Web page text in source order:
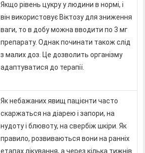
Якщо рівень цукру у людини в нормі, і
він використовує Віктозу для зниження
ваги, то в добу можна вводити по 3 мг
препарату. Однак починати також слід
з малих доз. Це дозволить організму
адаптуватися до терапії.
Як небажаних явищ пацієнти часто
скаржаться на діарею і запори, на
нудоту і блювоту, на свербіж шкіри. Як
правило, розвиваються вони на ранніх
етапах лікування, а через кілька тижнів